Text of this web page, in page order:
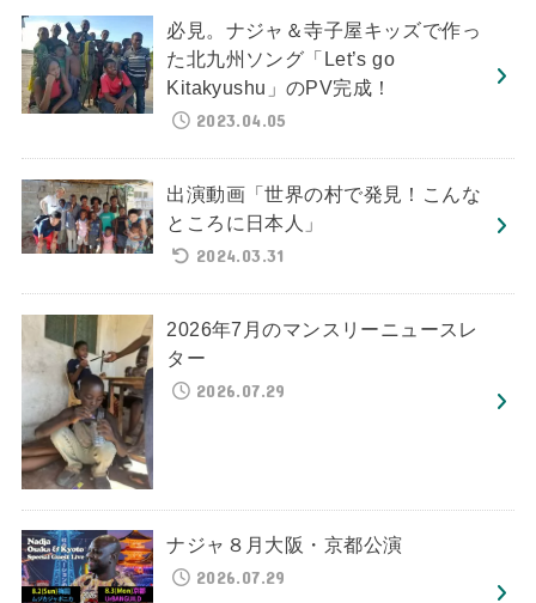
必見。ナジャ＆寺子屋キッズで作っ
た北九州ソング「Let’s go
Kitakyushu」のPV完成！
2023.04.05
出演動画「世界の村で発見！こんな
ところに日本人」
2024.03.31
2026年7月のマンスリーニュースレ
ター
2026.07.29
ナジャ８月大阪・京都公演
2026.07.29